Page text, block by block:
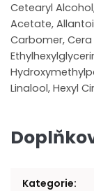
Cetearyl
Acetate,
Carbomer,
Linalool, Hexyl
Kategorie: